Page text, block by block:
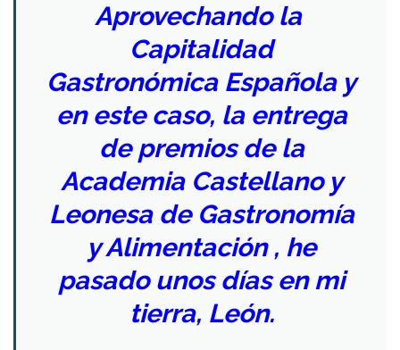
Aprovechando la
Capitalidad
Gastronómica Españolay
en este caso, la entrega
de premios de la
Academia Castellano y
Leonesa de Gastronomía
y Alimentación , he
pasado unos días en mi
tierra, León.